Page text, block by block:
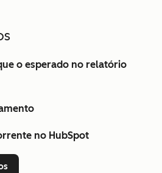
o esperado no relatório
no HubSpot